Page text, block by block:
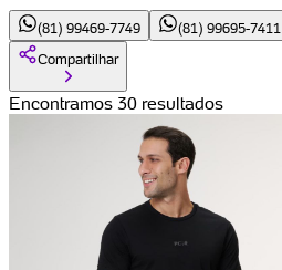
(81) 99469-7749 (81) 99695-7411
Compartilhar
Encontramos 30 resultados